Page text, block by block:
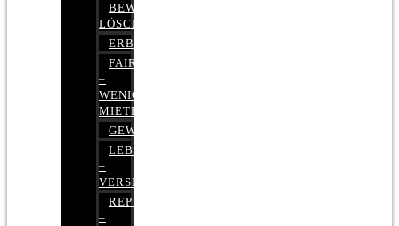
BEWERTUNGEN
LÖSCHEN
ERBRECHT
FAIRMIETEN
–
WENIGER
MIETE
GEWERBERECHT
LEBENSVERSICHERUNG
–
VERSICHERUNGSRECHT
REPUTATIONSRECHT
–